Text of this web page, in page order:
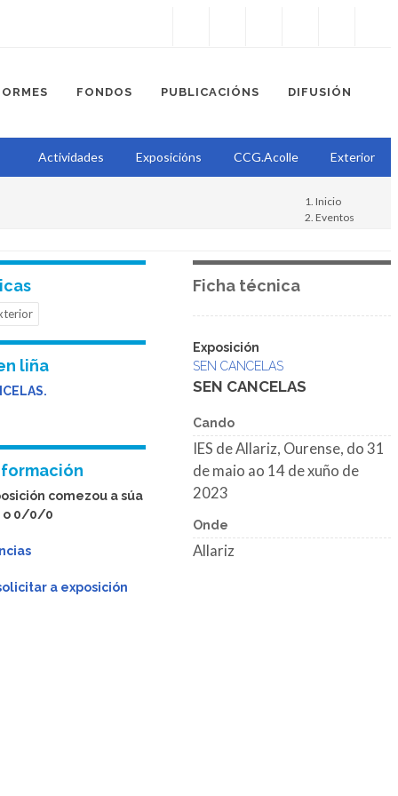
FONDOS PUBLICACIÓNS DIFUSIÓN
Actividades Exposicións CCG.Acolle Exterior
Inicio
Eventos
liña
comezou a súa
o 0/0/0
a exposición
Ficha técnica
Exposición
SEN CANCELAS
SEN CANCELAS
Cando
IES de Allariz, Ourense, do 31
de maio ao 14 de xuño de
2023
Onde
Allariz